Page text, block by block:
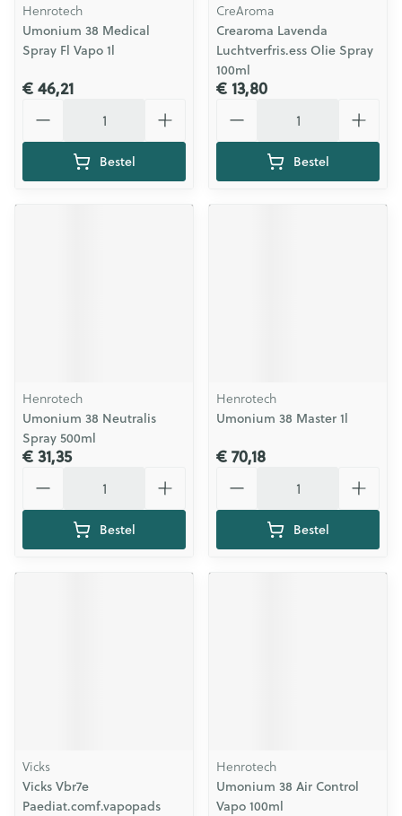
Henrotech
Umonium 38 Medical
Spray Fl Vapo 1l
€ 46,21
Bestel
CreAroma
Crearoma Lavenda
Luchtverfris.ess Olie Spray
100ml
€ 13,80
Bestel
Henrotech
Umonium 38 Neutralis
Spray 500ml
€ 31,35
Bestel
Henrotech
Umonium 38 Master 1l
€ 70,18
Bestel
Vicks
Vicks Vbr7e
Paediat.comf.vapopads
Henrotech
Umonium 38 Air Control
Vapo 100ml